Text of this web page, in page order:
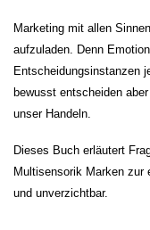
Marketing mit allen
aufzuladen. Denn
Entscheidungsinstanzen
bewusst entscheiden
unser Handeln.
Dieses Buch erläutert
Multisensorik Marken zur
und unverzichtbar.